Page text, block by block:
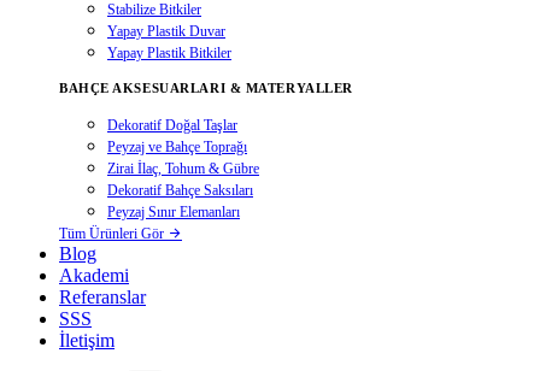
Stabilize Bitkiler
Yapay Plastik Duvar
Yapay Plastik Bitkiler
BAHÇE AKSESUARLARI & MATERYALLER
Dekoratif Doğal Taşlar
Peyzaj ve Bahçe Toprağı
Zirai İlaç, Tohum & Gübre
Dekoratif Bahçe Saksıları
Peyzaj Sınır Elemanları
Tüm Ürünleri Gör
Blog
Akademi
Referanslar
SSS
İletişim